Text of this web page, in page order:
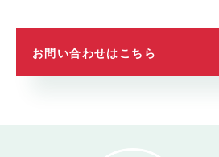
採用情報
お問い合わせはこちら